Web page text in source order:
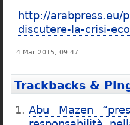
http://arabpress.eu/
discutere-la-crisi-
4 Mar 2015, 09:47
Trackbacks &
Abu Mazen